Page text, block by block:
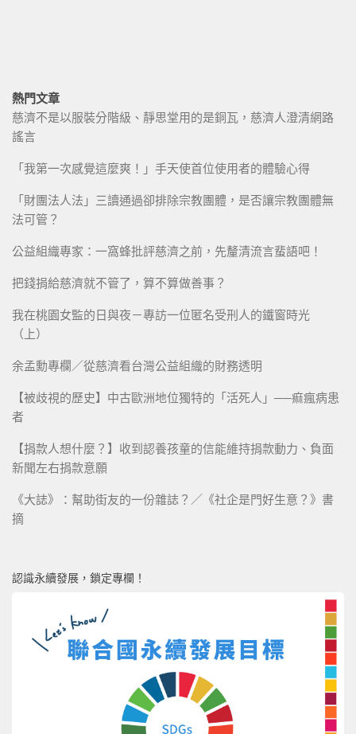
熱門文章
慈濟不是以服裝分階級、靜思堂用的是銅瓦，慈濟人澄清網路
謠言
「我第一次感覺這麼爽！」手天使首位使用者的體驗心得
「財團法人法」三讀通過卻排除宗教團體，是否讓宗教團體無
法可管？
公益組織專家：一窩蜂批評慈濟之前，先釐清流言蜚語吧！
把錢捐給慈濟就不管了，算不算做善事？
我在桃園女監的日與夜－專訪一位匿名受刑人的鐵窗時光
（上）
余孟勳專欄／從慈濟看台灣公益組織的財務透明
【被歧視的歷史】中古歐洲地位獨特的「活死人」──痲瘋病患
者
【捐款人想什麼？】收到認養孩童的信能維持捐款動力、負面
新聞左右捐款意願
《大誌》：幫助街友的一份雜誌？／《社企是門好生意？》書
摘
認識永續發展，鎖定專欄！